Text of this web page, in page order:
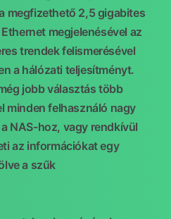
megfizethető 2,5 gigabites
megjelenésével az
trendek felismerésével
a hálózati teljesítményt.
jobb választás több
minden felhasználó nagy
NAS-hoz, vagy rendkívül
az információkat egy
a szűk